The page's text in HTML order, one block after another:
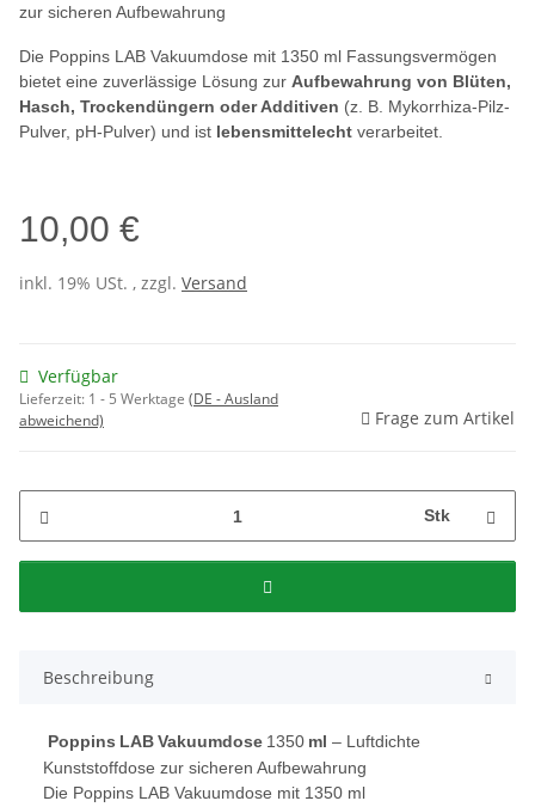
zur sicheren Aufbewahrung
Die Poppins LAB Vakuumdose mit 1350 ml Fassungsvermögen
bietet eine zuverlässige Lösung zur Aufbewahrung von Blüten,
Hasch, Trockendüngern oder Additiven (z. B. Mykorrhiza-Pilz-
Pulver, pH-Pulver) und ist lebensmittelecht verarbeitet.
10,00 €
inkl. 19% USt. , zzgl. Versand
Verfügbar
Lieferzeit: 1 - 5 Werktage (DE - Ausland
abweichend)
Frage zum Artikel
Stk
Beschreibung
Poppins LAB Vakuumdose 1350 ml – Luftdichte
Kunststoffdose zur sicheren Aufbewahrung
Die Poppins LAB Vakuumdose mit 1350 ml